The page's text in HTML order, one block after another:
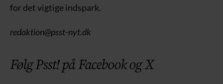
for det vigtige indspark.
redaktion@psst-nyt.dk
Følg Psst! på Facebook og X